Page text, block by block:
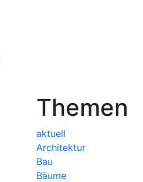
Themen
aktuell
Architektur
Bau
Bäume